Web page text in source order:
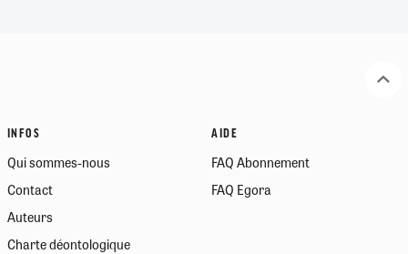
INFOS
Qui sommes-nous
Contact
Auteurs
Charte déontologique
AIDE
FAQ Abonnement
FAQ Egora